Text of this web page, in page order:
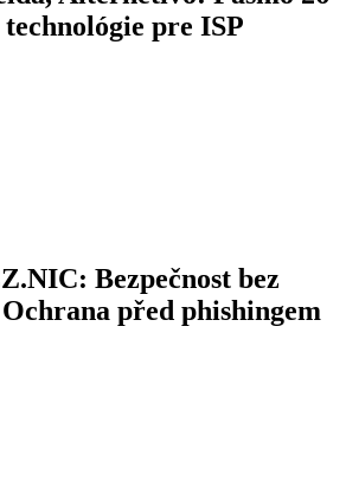
pre ISP
Bezpečnost bez
před phishingem